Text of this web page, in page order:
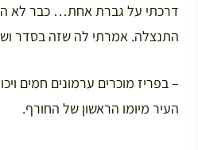
דרכתי על גברת אחת… כבר לא
התנצלה. אמרתי לה שזה בסדר
– בפריז מוכרים ערמונים חמים
העיר מיומו הראשון של החורף.